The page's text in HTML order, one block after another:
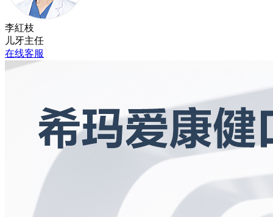
李紅枝
儿牙主任
在线客服